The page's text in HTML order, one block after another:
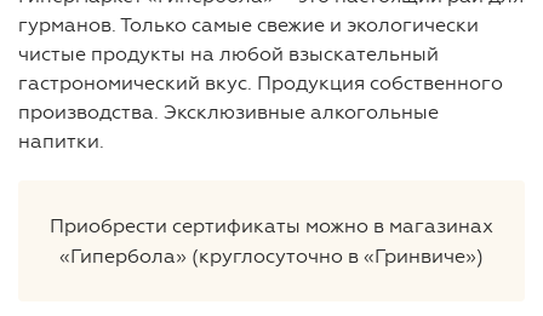
гурманов. Только самые свежие и экологически
чистые продукты на любой взыскательный
гастрономический вкус. Продукция собственного
производства. Эксклюзивные алкогольные
напитки.
Приобрести сертификаты можно в магазинах
«Гипербола» (круглосуточно в «Гринвиче»)